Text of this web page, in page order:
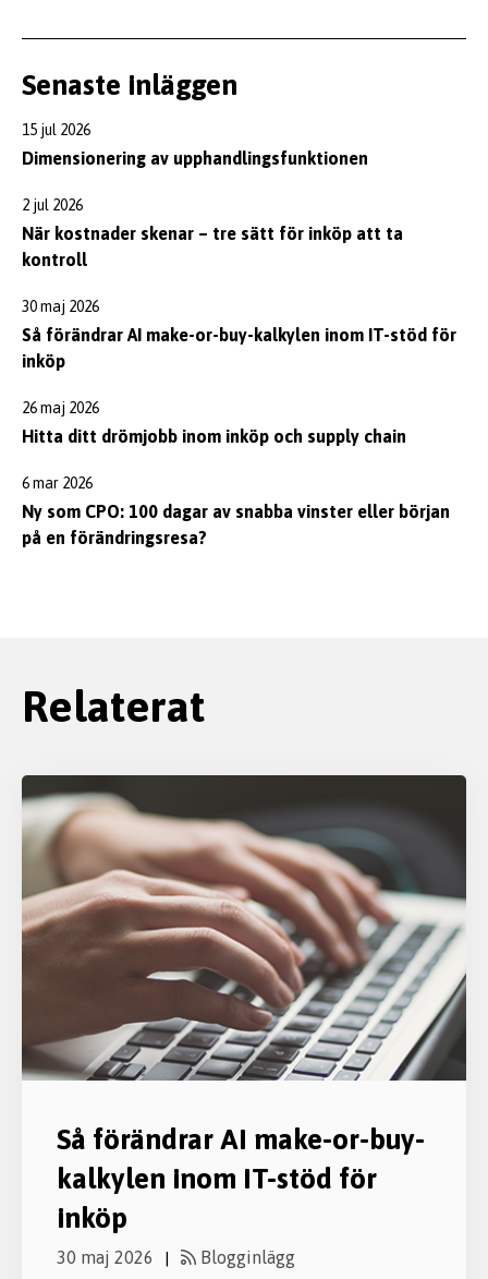
Senaste inläggen
15 jul 2026
Dimensionering av upphandlingsfunktionen
2 jul 2026
När kostnader skenar – tre sätt för inköp att ta
kontroll
30 maj 2026
Så förändrar AI make-or-buy-kalkylen inom IT-stöd för
inköp
26 maj 2026
Hitta ditt drömjobb inom inköp och supply chain
6 mar 2026
Ny som CPO: 100 dagar av snabba vinster eller början
på en förändringsresa?
Relaterat
Så förändrar AI make-or-buy-
kalkylen inom IT-stöd för
inköp
30 maj 2026 | Blogginlägg